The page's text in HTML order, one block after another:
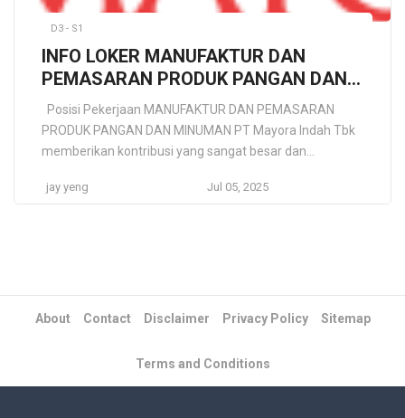
D3 - S1
INFO LOKER MANUFAKTUR DAN
PEMASARAN PRODUK PANGAN DAN
MINUMAN
Posisi Pekerjaan MANUFAKTUR DAN PEMASARAN
PRODUK PANGAN DAN MINUMAN PT Mayora Indah Tbk
memberikan kontribusi yang sangat besar dan
Indonesia: Penggerak Utama Industri Pangan &
jay yeng Jul 05, 2025
About Contact Disclaimer Privacy Policy Sitemap
Terms and Conditions